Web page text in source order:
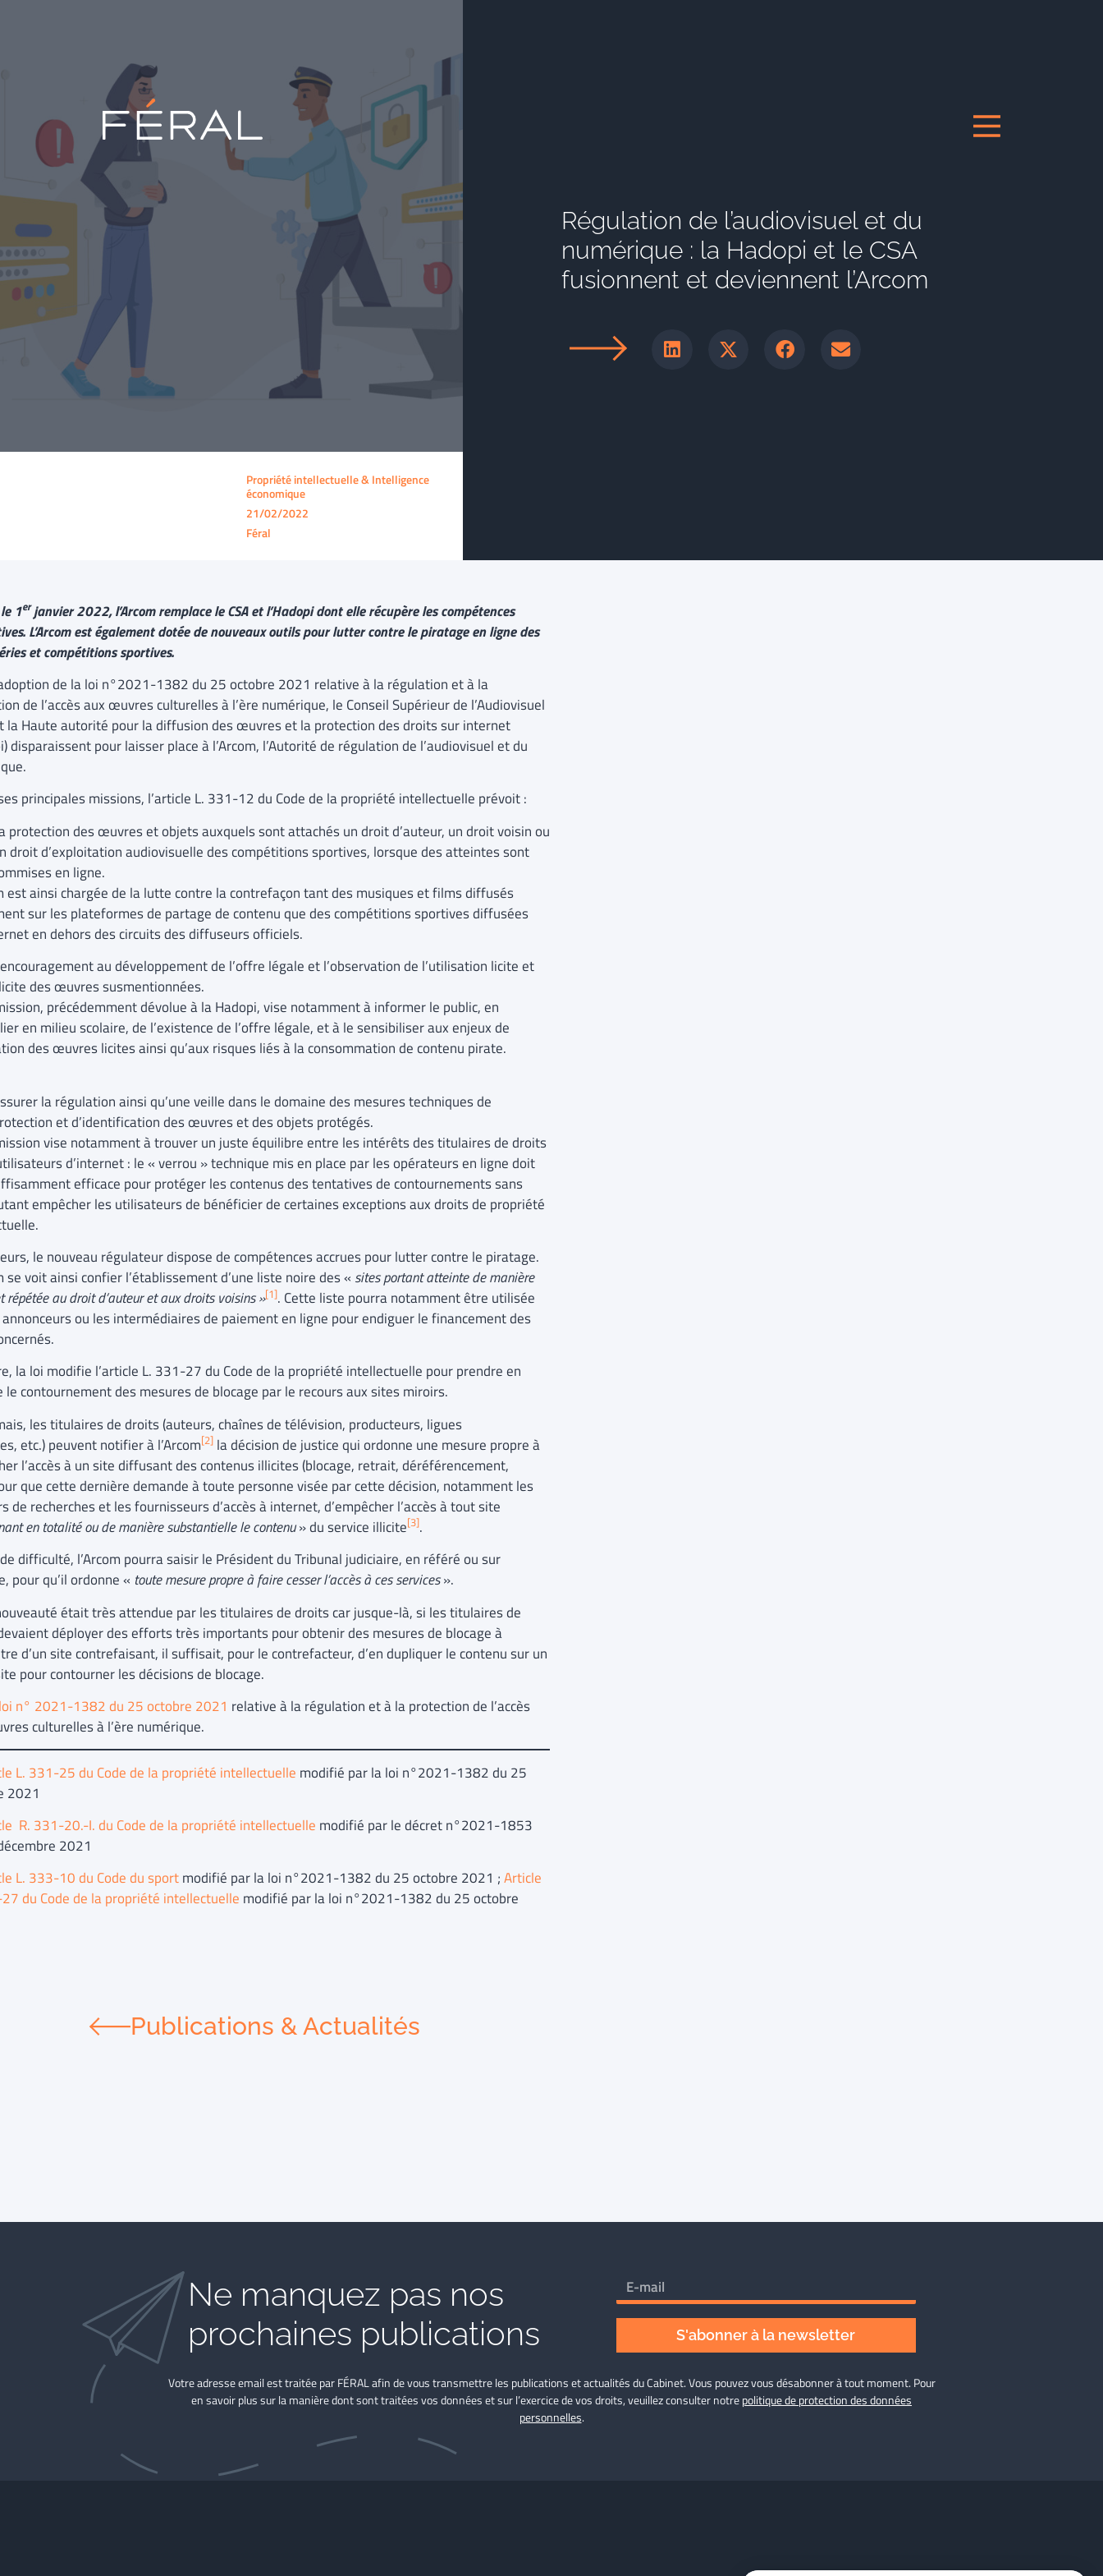
Propriété intellectuelle & Intelligence
économique
21/02/2022
Féral
Régulation de l’audiovisuel et du
numérique : la Hadopi et le CSA
fusionnent et deviennent l’Arcom
1erjanvier 2022, l’Arcom remplace le CSA et l’Hadopi dont elle récupère les compétences
L’Arcom est également dotée de nouveaux outils pour lutter contre le piratage en ligne des
et compétitions sportives.
de la loi n°2021-1382 du 25 octobre 2021 relative à la régulation et à la
de l’accès aux œuvres culturelles à l’ère numérique, le Conseil Supérieur de l’Audiovisuel
la Haute autorité pour la diffusion des œuvres et la protection des droits sur internet
disparaissent pour laisser place à l’Arcom, l’Autorité de régulation de l’audiovisuel et du
principales missions, l’article L. 331-12 du Code de la propriété intellectuelle prévoit :
protection des œuvres et objets auxquels sont attachés un droit d’auteur, un droit voisin ou
droit d’exploitation audiovisuelle des compétitions sportives, lorsque des atteintes sont
en ligne.
est ainsi chargée de la lutte contre la contrefaçon tant des musiques et films diffusés
sur les plateformes de partage de contenu que des compétitions sportives diffusées
en dehors des circuits des diffuseurs officiels.
au développement de l’offre légale et l’observation de l’utilisation licite et
des œuvres susmentionnées.
précédemment dévolue à la Hadopi, vise notamment à informer le public, en
en milieu scolaire, de l’existence de l’offre légale, et à le sensibiliser aux enjeux de
des œuvres licites ainsi qu’aux risques liés à la consommation de contenu pirate.
la régulation ainsi qu’une veille dans le domaine des mesures techniques de
et d’identification des œuvres et des objets protégés.
vise notamment à trouver un juste équilibre entre les intérêts des titulaires de droits
d’internet : le « verrou » technique mis en place par les opérateurs en ligne doit
efficace pour protéger les contenus des tentatives de contournements sans
empêcher les utilisateurs de bénéficier de certaines exceptions aux droits de propriété
le nouveau régulateur dispose de compétences accrues pour lutter contre le piratage.
se voit ainsi confier l’établissement d’une liste noire des « sites portant atteinte de manière
répétée au droit d’auteur et aux droits voisins »[1]. Cette liste pourra notamment être utilisée
ou les intermédiaires de paiement en ligne pour endiguer le financement des
la loi modifie l’article L. 331-27 du Code de la propriété intellectuelle pour prendre en
le contournement des mesures de blocage par le recours aux sites miroirs.
les titulaires de droits (auteurs, chaînes de télévision, producteurs, ligues
etc.) peuvent notifier à l’Arcom[2] la décision de justice qui ordonne une mesure propre à
l’accès à un site diffusant des contenus illicites (blocage, retrait, déréférencement,
que cette dernière demande à toute personne visée par cette décision, notamment les
de recherches et les fournisseurs d’accès à internet, d’empêcher l’accès à tout site
en totalité ou de manière substantielle le contenu» du service illicite[3].
difficulté, l’Arcom pourra saisir le Président du Tribunal judiciaire, en référé ou sur
pour qu’il ordonne « toute mesure propre à faire cesser l’accès à ces services».
était très attendue par les titulaires de droits car jusque-là, si les titulaires de
déployer des efforts très importants pour obtenir des mesures de blocage à
d’un site contrefaisant, il suffisait, pour le contrefacteur, d’en dupliquer le contenu sur un
pour contourner les décisions de blocage.
n° 2021-1382 du 25 octobre 2021 relative à la régulation et à la protection de l’accès
culturelles à l’ère numérique.
L. 331-25 du Code de la propriété intellectuelle modifié par la loi n°2021-1382 du 25
2021
R. 331-20.-I. du Code de la propriété intellectuelle modifié par le décret n°2021-1853
2021
L. 333-10 du Code du sportmodifié par la loi n°2021-1382 du 25 octobre 2021 ;Article
du Code de la propriété intellectuelle modifié par la loi n°2021-1382 du 25 octobre
Publications & Actualités
Ne manquez pas nos
prochaines publications
S'abonner à la newsletter
Votre adresse email est traitée par FÉRAL afin de vous transmettre les publications et actualités du Cabinet. Vous pouvez vous désabonner à tout moment. Pour
en savoir plus sur la manière dont sont traitées vos données et sur l’exercice de vos droits, veuillez consulter notrepolitique de protection des données
personnelles.